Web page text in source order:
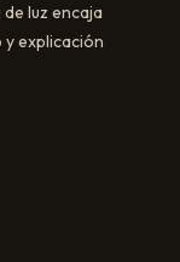
luz encaja
explicación